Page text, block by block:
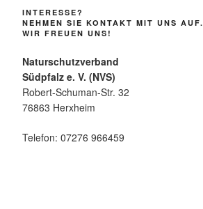
INTERESSE?
NEHMEN SIE KONTAKT MIT UNS AUF.
WIR FREUEN UNS!
Naturschutzverband
Südpfalz e. V. (NVS)
Robert-Schuman-Str. 32
76863 Herxheim
Telefon: 07276 966459